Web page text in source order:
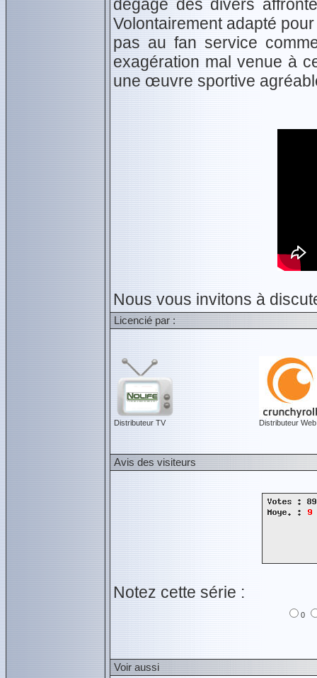
dégage des divers
Volontairement adapté
pas au fan service
exagération mal venue à
une œuvre sportive
Nous vous invitons à
Licencié par :
Distributeur TV Distributeur Web
Avis des visiteurs
Notez cette série :
0
Voir aussi